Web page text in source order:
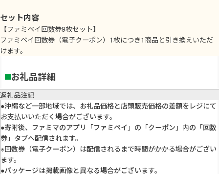
セット内容
【ファミペイ回数券9枚セット】
ファミペイ回数券（電子クーポン）1枚につき1商品と引き換えいただ
けます。
お礼品詳細
返礼品注記
●沖縄など一部地域では、お礼品価格と店頭販売価格の差額をレジにて
お支払いいただく場合がございます。
●寄附後、ファミマのアプリ「ファミペイ」の「クーポン」内の「回数
券」タブへ配信されます。
※回数券（電子クーポン）は配信されるまで時間がかかる場合がござい
ます。
●パッケージは掲載画像と異なる場合がございます。